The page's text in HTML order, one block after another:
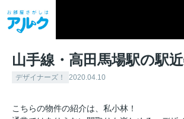
山手線・高田馬場駅の駅近
デザイナーズ！ 2020.04.10
こちらの物件の紹介は、私小林！